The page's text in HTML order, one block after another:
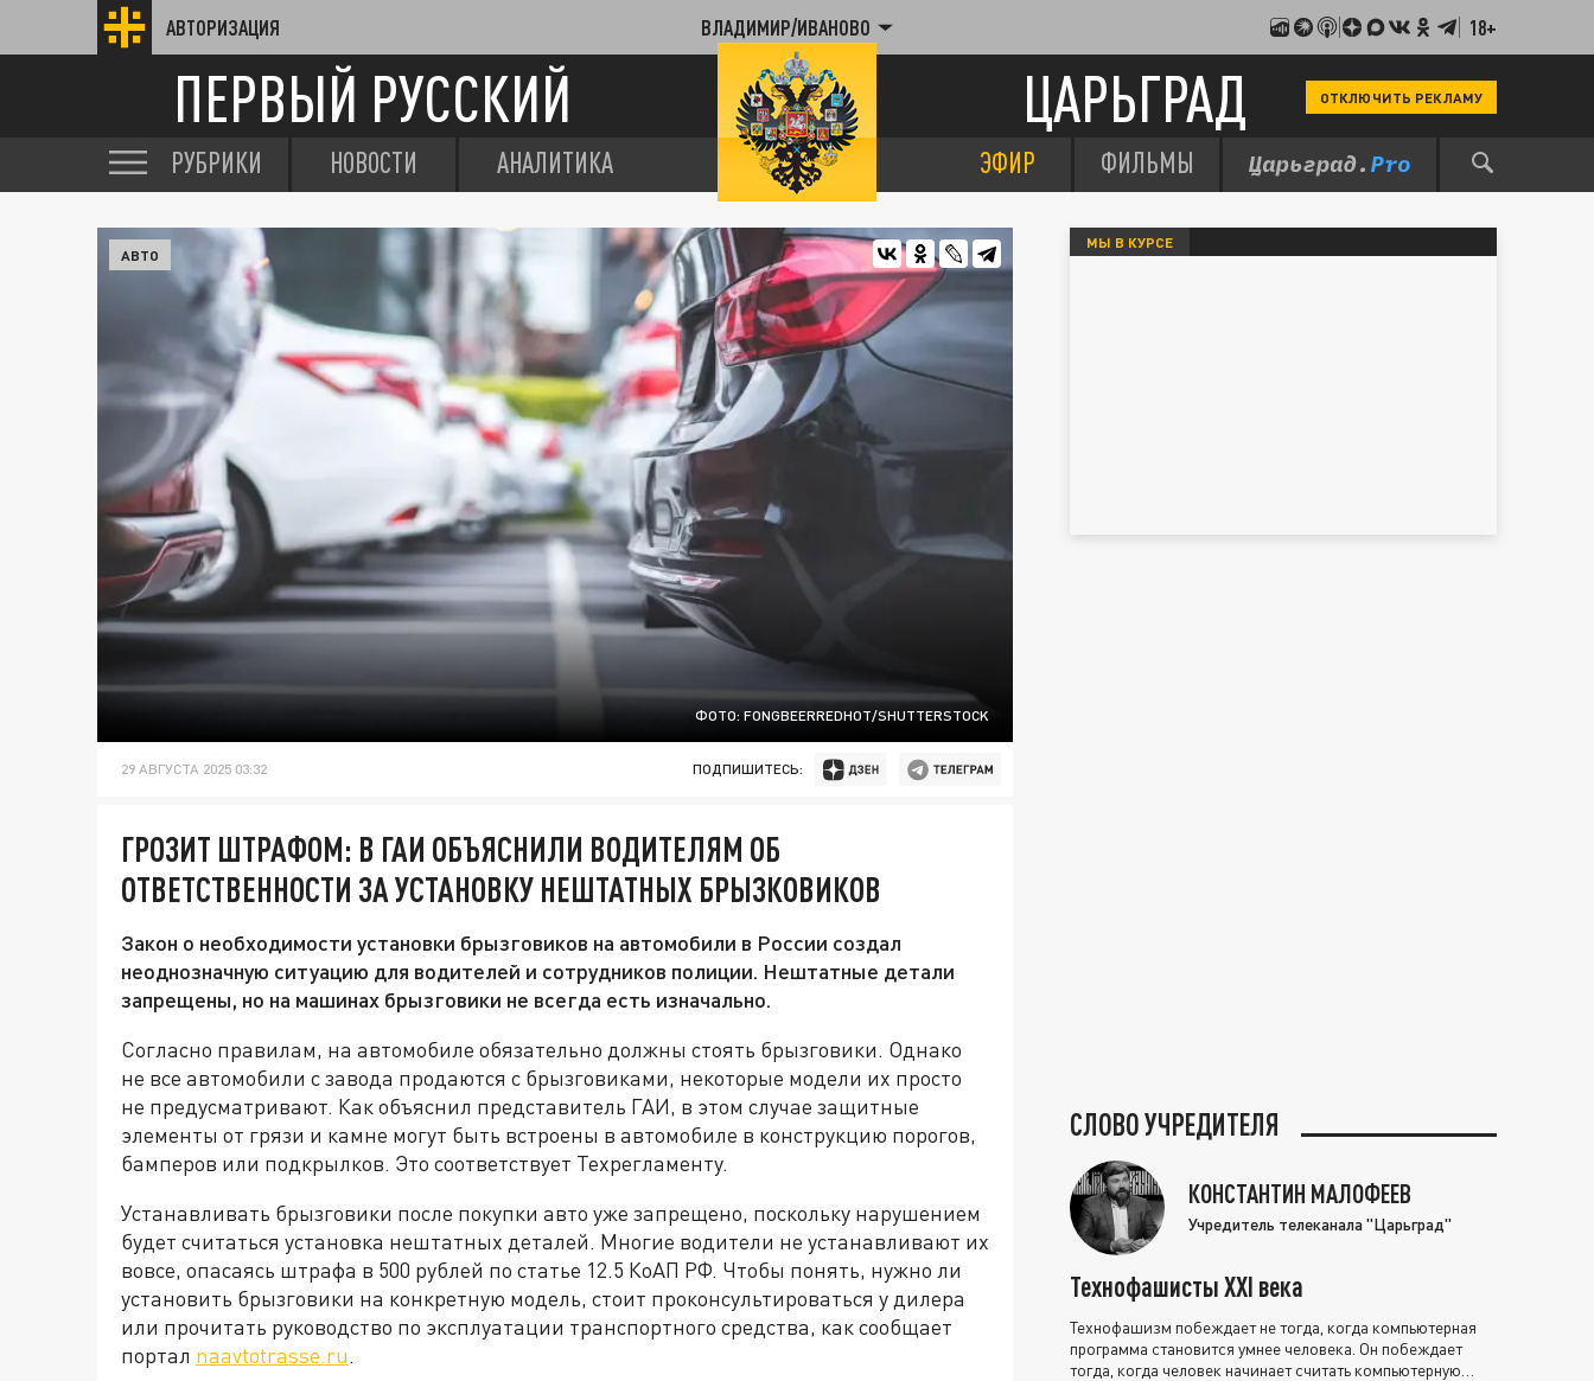
АВТОРИЗАЦИЯ ВЛАДИМИР/ИВАНОВО 18+
ПЕРВЫЙ РУССКИЙ ЦАРЬГРАД ОТКЛЮЧИТЬ РЕКЛАМУ
РУБРИКИ НОВОСТИ АНАЛИТИКА ЭФИР ФИЛЬМЫ
ФОТО: FONGBEERREDHOT/SHUTTERSTOCK
АВТО
29 АВГУСТА 2025 03:32 ПОДПИШИТЕСЬ:
ГРОЗИТ ШТРАФОМ: В ГАИ ОБЪЯСНИЛИ ВОДИТЕЛЯМ ОБ
ОТВЕТСТВЕННОСТИ ЗА УСТАНОВКУ НЕШТАТНЫХ БРЫЗКОВИКОВ
Закон о необходимости установки брызговиков на автомобили в России создал
неоднозначную ситуацию для водителей и сотрудников полиции. Нештатные детали
запрещены, но на машинах брызговики не всегда есть изначально.
Согласно правилам, на автомобиле обязательно должны стоять брызговики. Однако
не все автомобили с завода продаются с брызговиками, некоторые модели их просто
не предусматривают. Как объяснил представитель ГАИ, в этом случае защитные
элементы от грязи и камне могут быть встроены в автомобиле в конструкцию порогов,
бамперов или подкрылков. Это соответствует Техрегламенту.
Устанавливать брызговики после покупки авто уже запрещено, поскольку нарушением
будет считаться установка нештатных деталей. Многие водители не устанавливают их
вовсе, опасаясь штрафа в 500 рублей по статье 12.5 КоАП РФ. Чтобы понять, нужно ли
установить брызговики на конкретную модель, стоит проконсультироваться у дилера
или прочитать руководство по эксплуатации транспортного средства, как сообщает
портал naavtotrasse.ru.
МЫ В КУРСЕ
СЛОВО УЧРЕДИТЕЛЯ
КОНСТАНТИН МАЛОФЕЕВ
Учредитель телеканала "Царьград"
Технофашисты XXI века
Технофашизм побеждает не тогда, когда компьютерная
программа становится умнее человека. Он побеждает
тогда, когда человек начинает считать компьютерную